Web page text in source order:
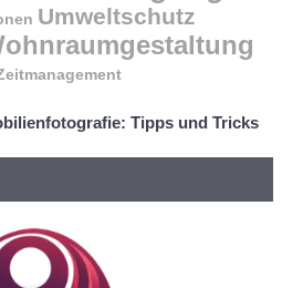
Umweltschutz
Tipps und Tricks